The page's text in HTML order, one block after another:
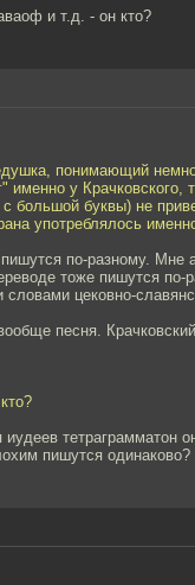
и т.д. - он кто?
понимающий
у Крачковского,
большой буквы) не
употреблялось
по-разному. Мне
тоже пишутся
цековно-
песня.
тетраграмматон
пишутся одинаково?